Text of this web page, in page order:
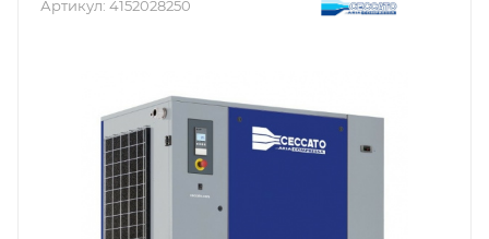
Артикул: 4152028250